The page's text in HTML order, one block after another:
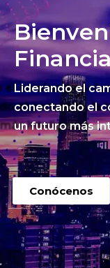
Liderando el
conectando el
un futuro más
Conócenos